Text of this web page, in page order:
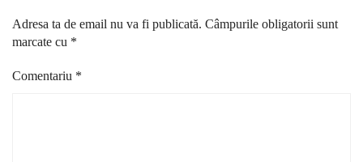
Adresa ta de email nu va fi publicată. Câmpurile obligatorii sunt
marcate cu *
Comentariu *